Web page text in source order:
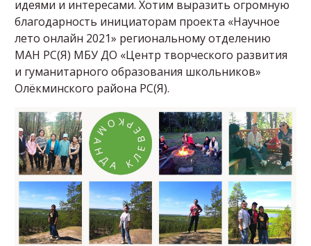
идеями и интересами. Хотим выразить огромную
благодарность инициаторам проекта «Научное
лето онлайн 2021» региональному отделению
МАН РС(Я) МБУ ДО «Центр творческого развития
и гуманитарного образования школьников»
Олёкминского района РС(Я).